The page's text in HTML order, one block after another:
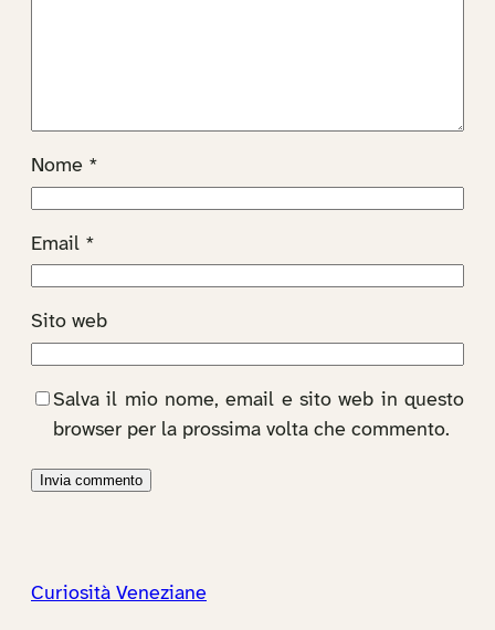
Nome *
Email *
Sito web
Salva il mio nome, email e sito web in questo
browser per la prossima volta che commento.
Curiosità Veneziane